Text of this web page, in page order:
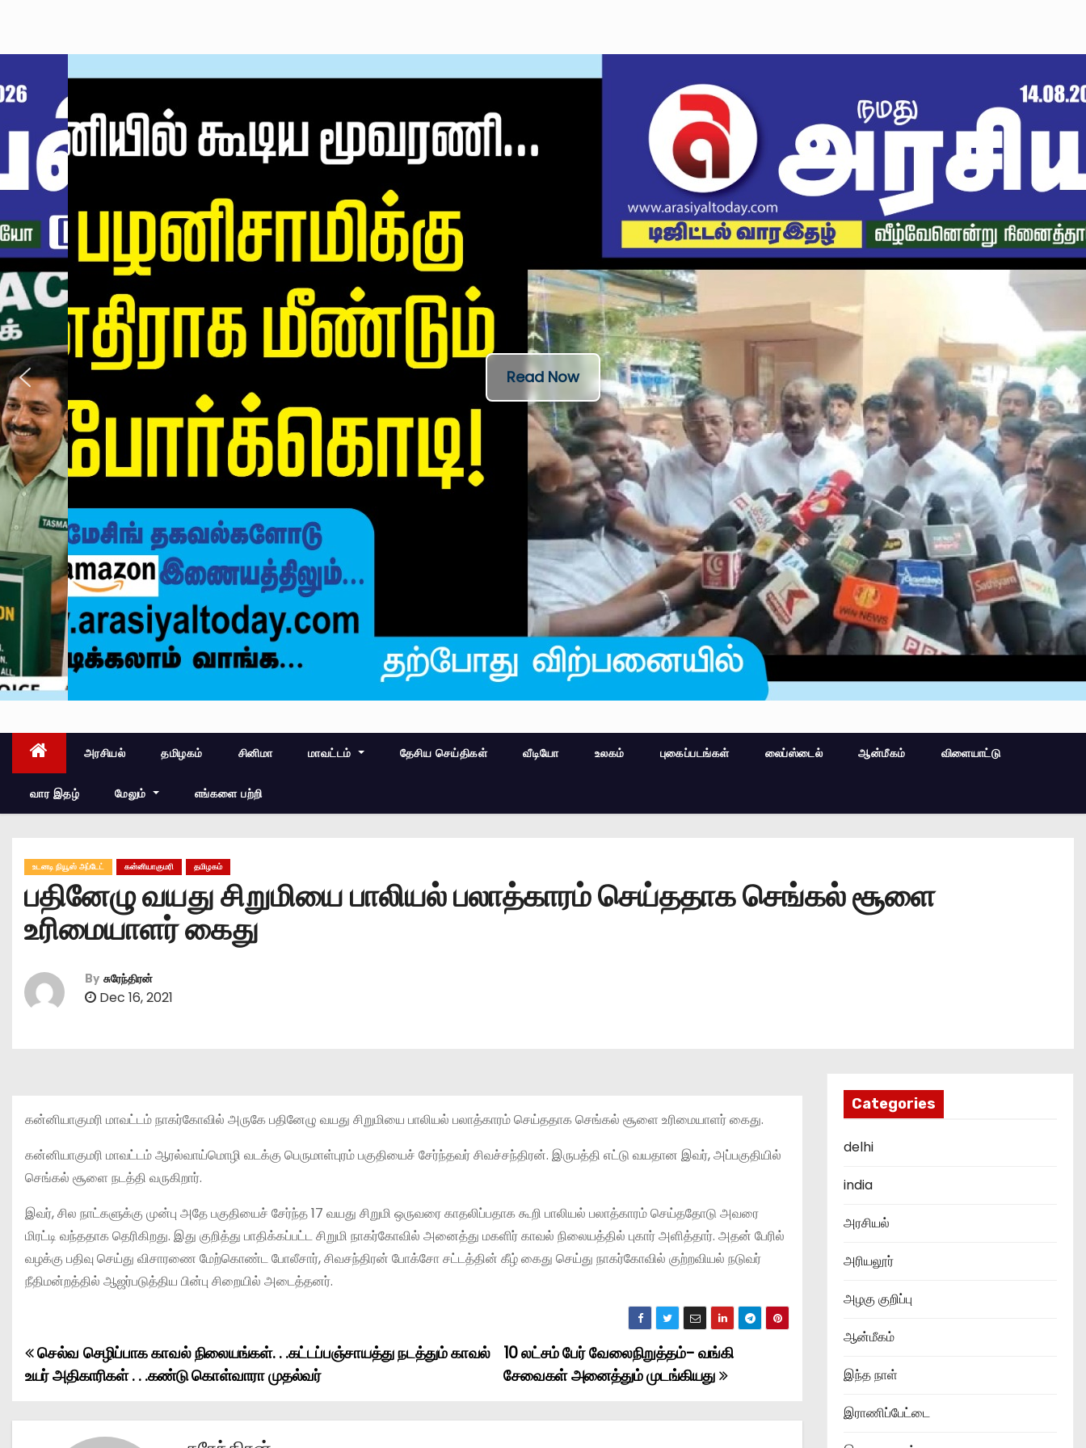
Read Now
அரசியல் தமிழகம் சினிமா மாவட்டம் தேசிய செய்திகள் வீடியோ உலகம் புகைப்படங்கள் லைப்ஸ்டைல் ஆன்மீகம் விளையாட்டு
வார இதழ் மேலும் எங்களை பற்றி
உடனடி நியூஸ் அப்டேட் கன்னியாகுமரி தமிழகம்
பதினேழு வயது சிறுமியை பாலியல் பலாத்காரம் செய்ததாக செங்கல் சூளை
உரிமையாளர் கைது
By சுரேந்திரன்
Dec 16, 2021
கன்னியாகுமரி மாவட்டம் நாகர்கோவில் அருகே பதினேழு வயது சிறுமியை பாலியல் பலாத்காரம் செய்ததாக செங்கல் சூளை உரிமையாளர் கைது.
கன்னியாகுமரி மாவட்டம் ஆரல்வாய்மொழி வடக்கு பெருமாள்புரம் பகுதியைச் சேர்ந்தவர் சிவச்சந்திரன். இருபத்தி எட்டு வயதான இவர், அப்பகுதியில்
செங்கல் சூளை நடத்தி வருகிறார்.
இவர், சில நாட்களுக்கு முன்பு அதே பகுதியைச் சேர்ந்த 17 வயது சிறுமி ஒருவரை காதலிப்பதாக கூறி பாலியல் பலாத்காரம் செய்ததோடு அவரை
மிரட்டி வந்ததாக தெரிகிறது. இது குறித்து பாதிக்கப்பட்ட சிறுமி நாகர்கோவில் அனைத்து மகளிர் காவல் நிலையத்தில் புகார் அளித்தார். அதன் பேரில்
வழக்கு பதிவு செய்து விசாரணை மேற்கொண்ட போலீசார், சிவசந்திரன் போக்சோ சட்டத்தின் கீழ் கைது செய்து நாகர்கோவில் குற்றவியல் நடுவர்
நீதிமன்றத்தில் ஆஜர்படுத்திய பின்பு சிறையில் அடைத்தனர்.
P
s
10 லட்சம் பேர் வேலைநிறுத்தம்- வங்கி
சேவைகள் அனைத்தும் முடங்கியது
செல்வ செழிப்பாக காவல் நிலையங்கள். . .கட்டப்பஞ்சாயத்து நடத்தும் காவல்
உயர் அதிகாரிகள் . . .கண்டு கொள்வாரா முதல்வர்
Categories
delhi
india
அரசியல்
அரியலூர்
அழகு குறிப்பு
ஆன்மீகம்
இந்த நாள்
இராணிப்பேட்டை